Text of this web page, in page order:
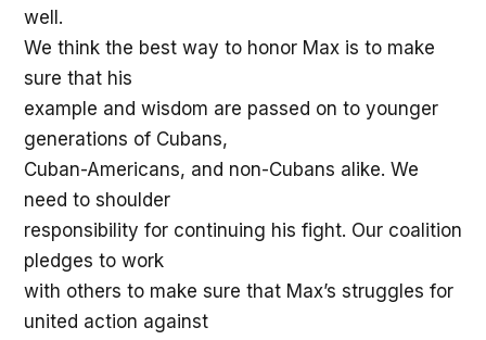
well.
We think the best way to honor Max is to make
sure that his
example and wisdom are passed on to younger
generations of Cubans,
Cuban-Americans, and non-Cubans alike. We
need to shoulder
responsibility for continuing his fight. Our coalition
pledges to work
with others to make sure that Max’s struggles for
united action against